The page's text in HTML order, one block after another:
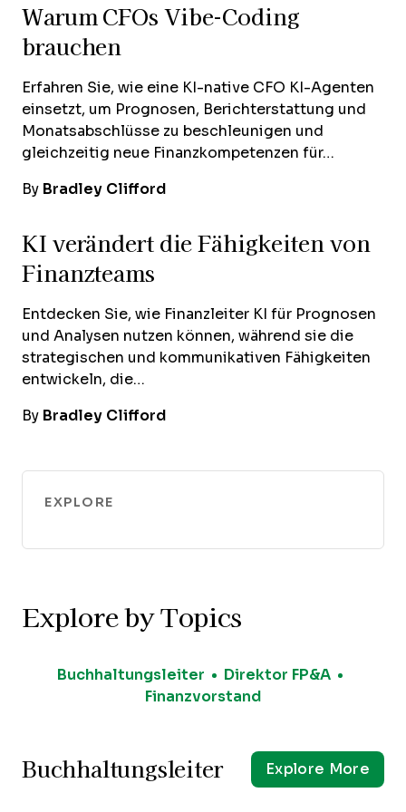
Warum CFOs Vibe-Coding
brauchen
Erfahren Sie, wie eine KI-native CFO KI-Agenten
einsetzt, um Prognosen, Berichterstattung und
Monatsabschlüsse zu beschleunigen und
gleichzeitig neue Finanzkompetenzen für…
By Bradley Clifford
KI verändert die Fähigkeiten von
Finanzteams
Entdecken Sie, wie Finanzleiter KI für Prognosen
und Analysen nutzen können, während sie die
strategischen und kommunikativen Fähigkeiten
entwickeln, die…
By Bradley Clifford
EXPLORE
Explore by Topics
Buchhaltungsleiter
Direktor FP&A
Finanzvorstand
Buchhaltungsleiter Explore More